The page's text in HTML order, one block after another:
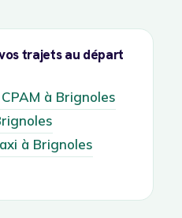
trajets au départ
à Brignoles
à Brignoles